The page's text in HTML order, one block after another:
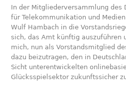
In der Mitgliederversammlung des
für Telekommunikation und Medien
Wulf Hambach in die
sich, das Amt künftig auszuführen
mich, nun als Vorstandsmitglied
dazu beizutragen, den in
Sicht unterentwickelten
Glücksspielsektor zukunftssicher